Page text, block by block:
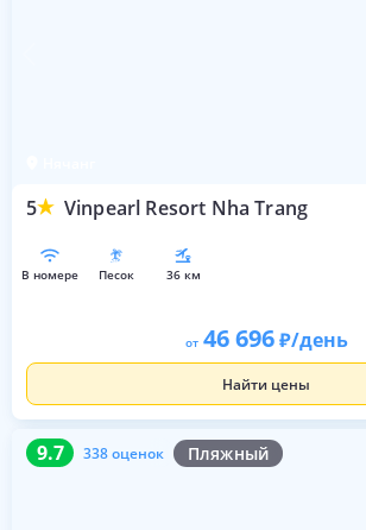
5 Vinpearl Resort Nha Trang
в номере песок 36 км
от 46 696 /день
Найти цены
9.7 338 оценок Пляжный
9.7 338 оценок